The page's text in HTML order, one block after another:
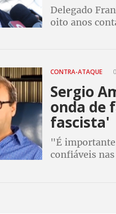
Delegado
oito anos
CONTRA-ATAQUE
Sergio
onda de
fascista'
"É importante
confiáveis